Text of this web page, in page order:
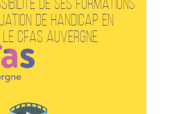
de handicap en
CFAS Auvergne